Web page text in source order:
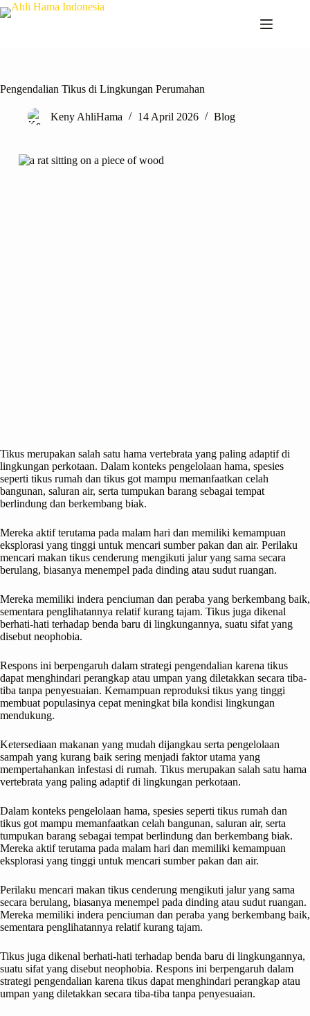
Pengendalian Tikus di Lingkungan Perumahan
Keny AhliHama 14 April 2026 Blog
Tikus merupakan salah satu hama vertebrata yang paling adaptif di
lingkungan perkotaan. Dalam konteks pengelolaan hama, spesies
seperti tikus rumah dan tikus got mampu memanfaatkan celah
bangunan, saluran air, serta tumpukan barang sebagai tempat
berlindung dan berkembang biak.
Mereka aktif terutama pada malam hari dan memiliki kemampuan
eksplorasi yang tinggi untuk mencari sumber pakan dan air. Perilaku
mencari makan tikus cenderung mengikuti jalur yang sama secara
berulang, biasanya menempel pada dinding atau sudut ruangan.
Mereka memiliki indera penciuman dan peraba yang berkembang baik,
sementara penglihatannya relatif kurang tajam. Tikus juga dikenal
berhati-hati terhadap benda baru di lingkungannya, suatu sifat yang
disebut neophobia.
Respons ini berpengaruh dalam strategi pengendalian karena tikus
dapat menghindari perangkap atau umpan yang diletakkan secara tiba-
tiba tanpa penyesuaian. Kemampuan reproduksi tikus yang tinggi
membuat populasinya cepat meningkat bila kondisi lingkungan
mendukung.
Ketersediaan makanan yang mudah dijangkau serta pengelolaan
sampah yang kurang baik sering menjadi faktor utama yang
mempertahankan infestasi di rumah. Tikus merupakan salah satu hama
vertebrata yang paling adaptif di lingkungan perkotaan.
Dalam konteks pengelolaan hama, spesies seperti tikus rumah dan
tikus got mampu memanfaatkan celah bangunan, saluran air, serta
tumpukan barang sebagai tempat berlindung dan berkembang biak.
Mereka aktif terutama pada malam hari dan memiliki kemampuan
eksplorasi yang tinggi untuk mencari sumber pakan dan air.
Perilaku mencari makan tikus cenderung mengikuti jalur yang sama
secara berulang, biasanya menempel pada dinding atau sudut ruangan.
Mereka memiliki indera penciuman dan peraba yang berkembang baik,
sementara penglihatannya relatif kurang tajam.
Tikus juga dikenal berhati-hati terhadap benda baru di lingkungannya,
suatu sifat yang disebut neophobia. Respons ini berpengaruh dalam
strategi pengendalian karena tikus dapat menghindari perangkap atau
umpan yang diletakkan secara tiba-tiba tanpa penyesuaian.